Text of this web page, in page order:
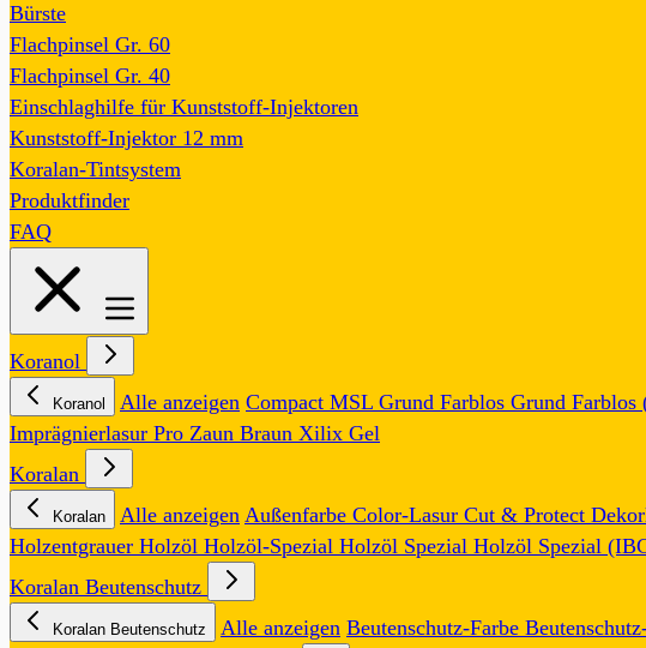
Bürste
Flachpinsel Gr. 60
Flachpinsel Gr. 40
Einschlaghilfe für Kunststoff-Injektoren
Kunststoff-Injektor 12 mm
Koralan-Tintsystem
Produktfinder
FAQ
Koranol
Koranol Alle anzeigen Compact MSL Grund Farblos Grund Farblos
Imprägnierlasur Pro Zaun Braun Xilix Gel
Koralan
Koralan Alle anzeigen Außenfarbe Color-Lasur Cut & Protect
Holzentgrauer Holzöl Holzöl-Spezial Holzöl Spezial Holzöl Spezial
Koralan Beutenschutz
Koralan Beutenschutz Alle anzeigen Beutenschutz-Farbe